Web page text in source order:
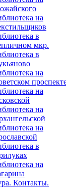
на
в
мкр.
в
на
на
на
на
в
на
Контакты.